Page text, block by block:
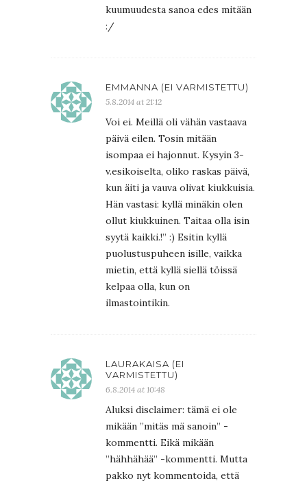
kuumuudesta sanoa edes mitään
:/
EMMANNA (EI VARMISTETTU)
5.8.2014 at 21:12
Voi ei. Meillä oli vähän vastaava
päivä eilen. Tosin mitään
isompaa ei hajonnut. Kysyin 3-
v.esikoiselta, oliko raskas päivä,
kun äiti ja vauva olivat kiukkuisia.
Hän vastasi: kyllä minäkin olen
ollut kiukkuinen. Taitaa olla isin
syytä kaikki.!” :) Esitin kyllä
puolustuspuheen isille, vaikka
mietin, että kyllä siellä töissä
kelpaa olla, kun on
ilmastointikin.
LAURAKAISA (EI
VARMISTETTU)
6.8.2014 at 10:48
Aluksi disclaimer: tämä ei ole
mikään ”mitäs mä sanoin” -
kommentti. Eikä mikään
”hähhähää” -kommentti. Mutta
pakko nyt kommentoida, että